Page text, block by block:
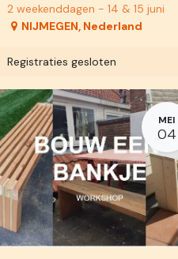
2 weekenddagen - 14 & 15 juni
NIJMEGEN, Nederland
Registraties gesloten
MEI
04